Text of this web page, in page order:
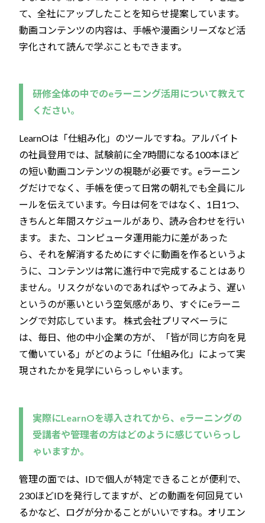
て、全社にアップしたことを知らせ提案しています。
動画コンテンツの内容は、手帳や漫画シリーズなど活
字化されて読んで学ぶこともできます。
研修全体の中でのeラーニング活用について教えて
ください。
LearnOは「仕組み化」のツールですね。アルバイト
の社員登用では、試験前に全7時間になる100本ほど
の短い動画コンテンツの視聴が必要です。eラーニン
グだけでなく、手帳を使って日常の朝礼でも全員にル
ールを伝えています。今日は何をではなく、1日1つ、
きちんと年間スケジュールがあり、読み合わせを行い
ます。 また、コンピュータ運用能力に差があった
ら、それを解消するためにすぐに動画を作るというよ
うに、コンテンツは常に進行中で完成することはあり
ません。リスクがないのであればやってみよう、遅い
というのが悪いという空気感があり、すぐにeラーニ
ングで対応しています。 株式会社プリマベーラに
は、毎日、他の中小企業の方が、「皆が同じ方向を見
て働いている」がどのように「仕組み化」によって実
現されたかを見学にいらっしゃいます。
実際にLearnOを導入されてから、eラーニングの
受講者や管理者の方はどのように感じていらっし
ゃいますか。
管理の面では、IDで個人が特定できることが便利で、
230ほどIDを発行してますが、どの動画を何回見てい
るかなど、ログが分かることがいいですね。オリエン